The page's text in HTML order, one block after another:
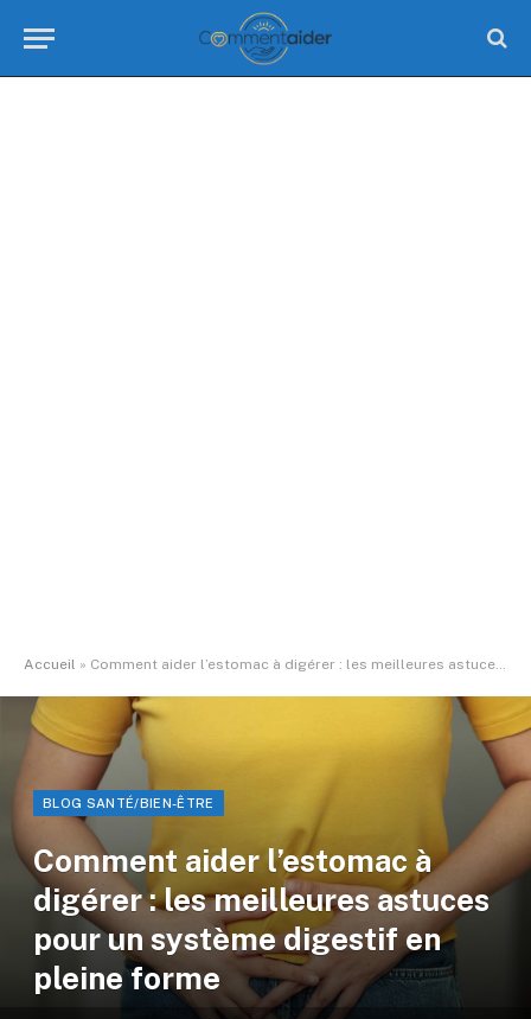
Accueil » Comment aider l’estomac à digérer : les meilleures astuces pour un système digestif en pleine forme
BLOG SANTÉ/BIEN-ÊTRE
Comment aider l’estomac à
digérer : les meilleures astuces
pour un système digestif en
pleine forme